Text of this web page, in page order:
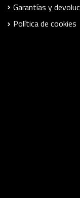
Garantías y
Política de cookies